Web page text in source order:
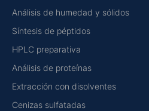
Análisis de humedad y sólidos
Síntesis de péptidos
HPLC preparativa
Análisis de proteínas
Extracción con disolventes
Cenizas sulfatadas